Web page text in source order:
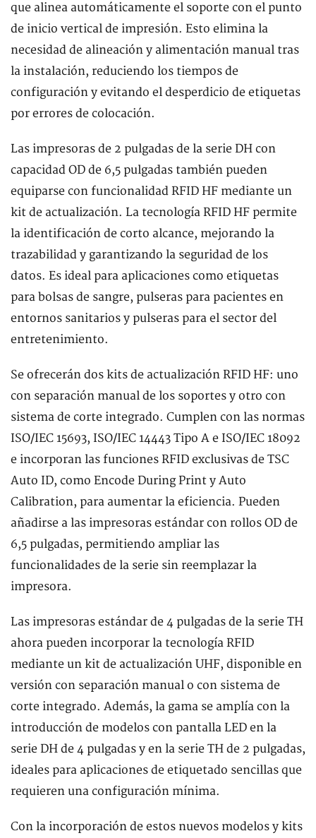
que alinea automáticamente el soporte con el punto
de inicio vertical de impresión. Esto elimina la
necesidad de alineación y alimentación manual tras
la instalación, reduciendo los tiempos de
configuración y evitando el desperdicio de etiquetas
por errores de colocación.
Las impresoras de 2 pulgadas de la serie DH con
capacidad OD de 6,5 pulgadas también pueden
equiparse con funcionalidad RFID HF mediante un
kit de actualización. La tecnología RFID HF permite
la identificación de corto alcance, mejorando la
trazabilidad y garantizando la seguridad de los
datos. Es ideal para aplicaciones como etiquetas
para bolsas de sangre, pulseras para pacientes en
entornos sanitarios y pulseras para el sector del
entretenimiento.
Se ofrecerán dos kits de actualización RFID HF: uno
con separación manual de los soportes y otro con
sistema de corte integrado. Cumplen con las normas
ISO/IEC 15693, ISO/IEC 14443 Tipo A e ISO/IEC 18092
e incorporan las funciones RFID exclusivas de TSC
Auto ID, como Encode During Print y Auto
Calibration, para aumentar la eficiencia. Pueden
añadirse a las impresoras estándar con rollos OD de
6,5 pulgadas, permitiendo ampliar las
funcionalidades de la serie sin reemplazar la
impresora.
Las impresoras estándar de 4 pulgadas de la serie TH
ahora pueden incorporar la tecnología RFID
mediante un kit de actualización UHF, disponible en
versión con separación manual o con sistema de
corte integrado. Además, la gama se amplía con la
introducción de modelos con pantalla LED en la
serie DH de 4 pulgadas y en la serie TH de 2 pulgadas,
ideales para aplicaciones de etiquetado sencillas que
requieren una configuración mínima.
Con la incorporación de estos nuevos modelos y kits